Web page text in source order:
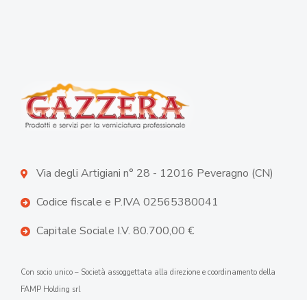
Via degli Artigiani n° 28 - 12016 Peveragno (CN)
Codice fiscale e P.IVA 02565380041
Capitale Sociale I.V. 80.700,00 €
Con socio unico – Società assoggettata alla direzione e coordinamento della
FAMP Holding srl